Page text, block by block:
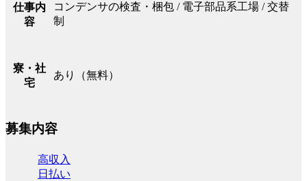
仕事内
容
コンデンサの検査・梱包 / 電子部品系工場 / 交替
制
寮・社
宅
あり（無料）
募集内容
高収入
日払い